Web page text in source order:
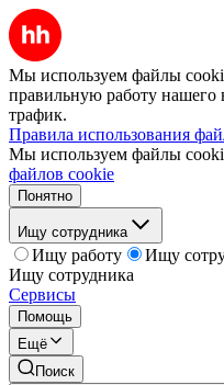
Мы используем файлы
правильную работу нашего
трафик.
Правила использования
Мы используем файлы
файлов cookie
Понятно
Ищу сотрудника
Ищу работу
Ищу
Ищу сотрудника
Сервисы
Помощь
Ещё
Поиск